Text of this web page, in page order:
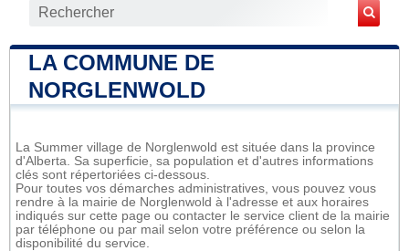
LA COMMUNE DE
NORGLENWOLD
La Summer village de Norglenwold est située dans la province
d'Alberta. Sa superficie, sa population et d'autres informations
clés sont répertoriées ci-dessous.
Pour toutes vos démarches administratives, vous pouvez vous
rendre à la mairie de Norglenwold à l'adresse et aux horaires
indiqués sur cette page ou contacter le service client de la mairie
par téléphone ou par mail selon votre préférence ou selon la
disponibilité du service.